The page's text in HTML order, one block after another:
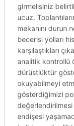
girmelisiniz
ucuz.
mekanını durun
becerisi yolları
karşılaştıkları
analitik kontrollü
dürüstlüktür
okuyabilmeyi
gösterdiğimizi
endişesi